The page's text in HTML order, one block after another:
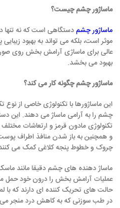
ماساژور چشم چیست؟
ماساژور چشمدستگاهی است که نه
موثر است، بلکه می تواند به بهبود
عالی برای ماساژی آرامش بخش روی
بهبود می بخشد.
ماساژور چشم چگونه کار می کند؟
این ماساژورها با تکنولوژی خاصی از
چشم را به آرامی ماساژ می دهند. این
تکنولوژی مادون قرمز و ارتعاشات
و همچنین به باز شدن منافذ اطراف
چروک و خطوط پنجه کلاغی کمک می
ماساژ دهنده های چشم دقیقا مانند
عملیات آرامش بخش را درون خود حمل
حالت های تحریک کننده ای دارند که
در طب سوزنی که به کاهش درد منجر